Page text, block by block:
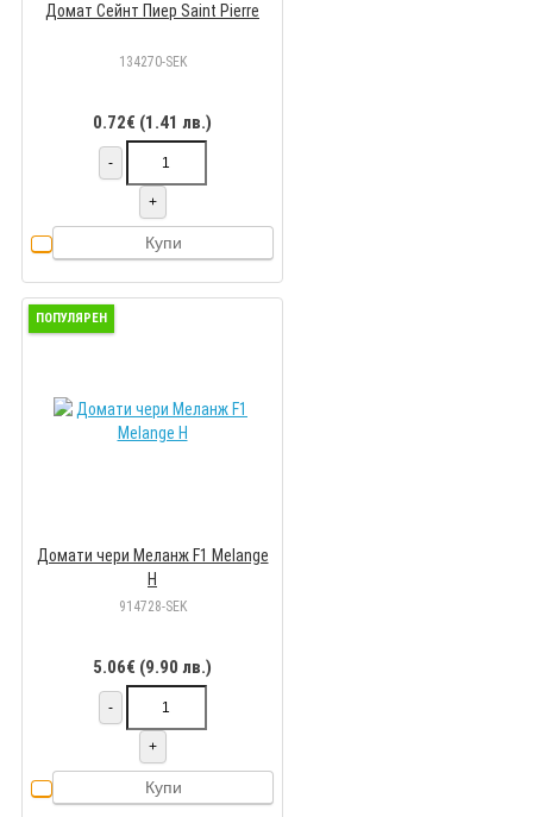
Домат Сейнт Пиер Saint Pierre
134270-SEK
0.72€ (1.41 лв.)
-
+
Купи
ПОПУЛЯРЕН
Домати чери Меланж F1 Melange
Н
914728-SEK
5.06€ (9.90 лв.)
-
+
Купи